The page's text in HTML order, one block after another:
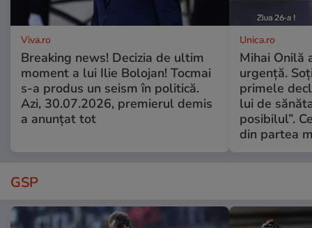
Viva.ro
Breaking news! Decizia de ultim
moment a lui Ilie Bolojan! Tocmai
s-a produs un seism în politică.
Azi, 30.07.2026, premierul demis
a anunțat tot
Unica.ro
Mihai Onilă
urgență.
primele
lui de
posibilul”.
din partea
GSP